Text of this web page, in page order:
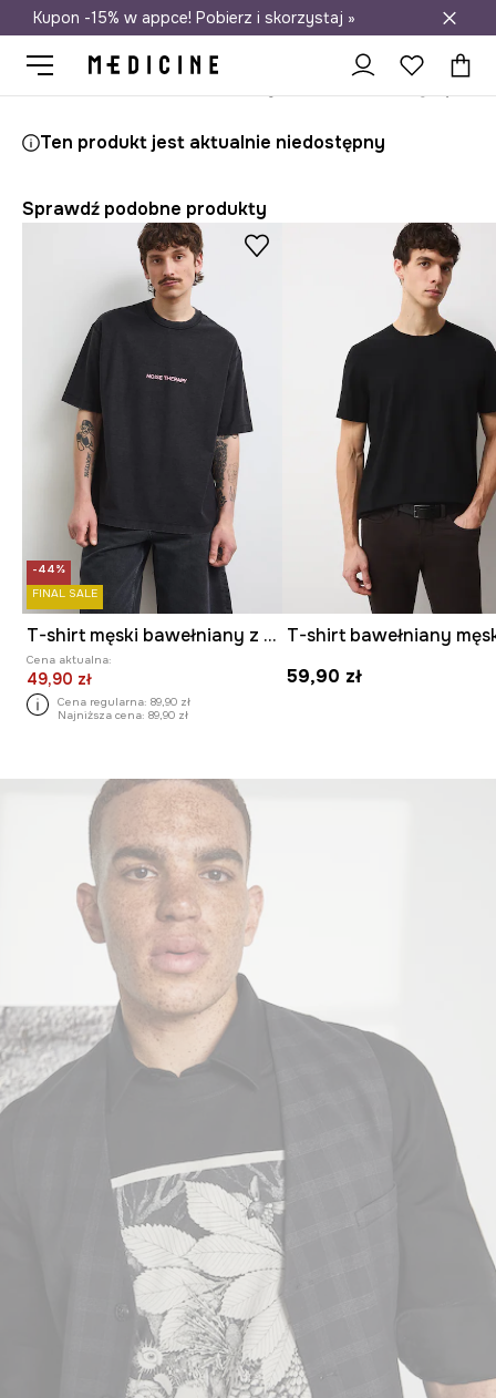
Darmowa dostawa do salonów
Kupon -15% w appce! Pobierz i skorzystaj »
Ten produkt jest aktualnie niedostępny
Sprawdź podobne produkty
-44%
FINAL SALE
T-shirt męski bawełniany z efektem sprania
Cena aktualna:
49,90 zł
Cena regularna: 89,90 zł
Najniższa cena: 89,90 zł
59,90 zł